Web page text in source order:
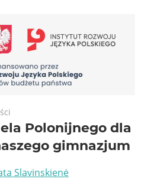
Polonijnego dla
gimnazjum
Slavinskienė